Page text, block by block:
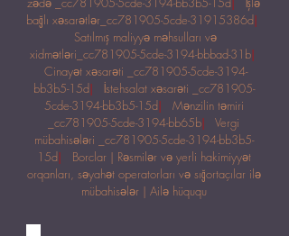
bağlı xəsarətlər_cc781905-5cde-31915386d|
Satılmış maliyyə məhsulları və
xidmətləri_cc781905-5cde-3194-bbbad-31b|
Cinayət xəsarəti _cc781905-5cde-3194-
bb3b5-15d| İstehsalat xəsarəti _cc781905-
5cde-3194-bb3b5-15d| Mənzilin təmiri
_cc781905-5cde-3194-bb65b| Vergi
mübahisələri _cc781905-5cde-3194-bb3b5-
15d| Borclar | Rəsmilər və yerli hakimiyyət
orqanları, səyahət operatorları və sığortaçılar ilə
mübahisələr | Ailə hüququ